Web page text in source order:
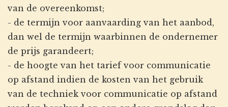
van de overeenkomst;
- de termijn voor aanvaarding van het aanbod,
dan wel de termijn waarbinnen de ondernemer
de prijs garandeert;
- de hoogte van het tarief voor communicatie
op afstand indien de kosten van het gebruik
van de techniek voor communicatie op afstand